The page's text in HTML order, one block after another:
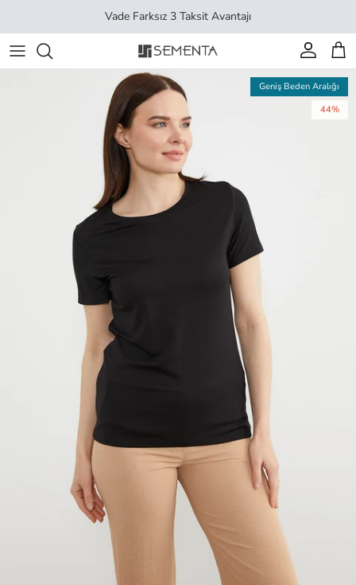
Vade Farksız 3 Taksit Avantajı
Hesap
Geniş Beden Aralığı
44%